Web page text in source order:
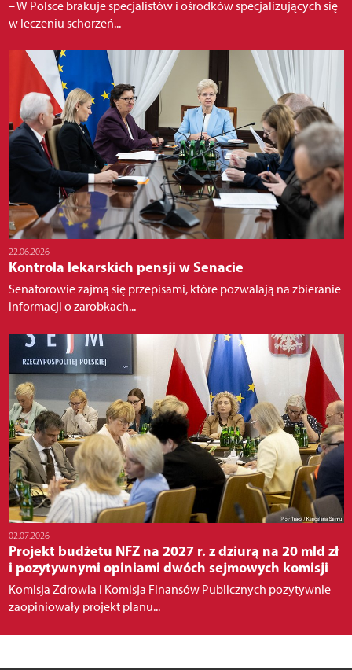
– W Polsce brakuje specjalistów i ośrodków specjalizujących się
w leczeniu schorzeń...
22.06.2026
Kontrola lekarskich pensji w Senacie
Senatorowie zajmą się przepisami, które pozwalają na zbieranie
informacji o zarobkach...
02.07.2026
Projekt budżetu NFZ na 2027 r. z dziurą na 20 mld zł
i pozytywnymi opiniami dwóch sejmowych komisji
Komisja Zdrowia i Komisja Finansów Publicznych pozytywnie
zaopiniowały projekt planu...